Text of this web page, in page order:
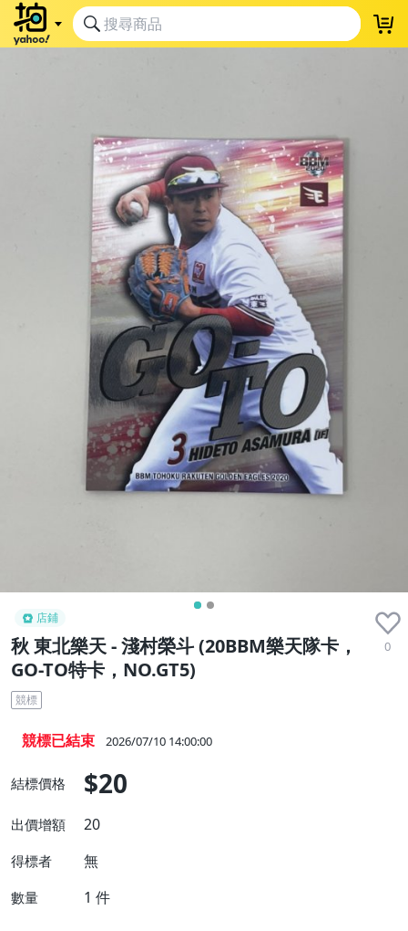
店鋪
秋 東北樂天 - 淺村榮斗 (20BBM樂天隊卡，
GO-TO特卡，NO.GT5)
0
競標
競標已結束 2026/07/10 14:00:00
結標價格 $20
出價增額 20
得標者 無
數量 1 件